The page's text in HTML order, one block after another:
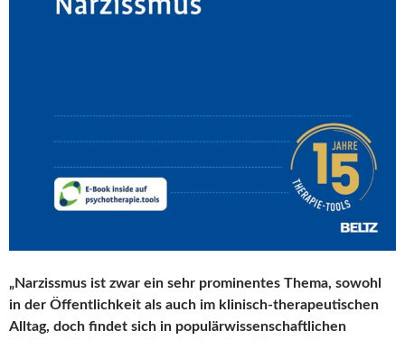
„Narzissmus ist zwar ein sehr prominentes Thema, sowohl
in der Öffentlichkeit als auch im klinisch‑therapeutischen
Alltag, doch findet sich in populärwissenschaftlichen